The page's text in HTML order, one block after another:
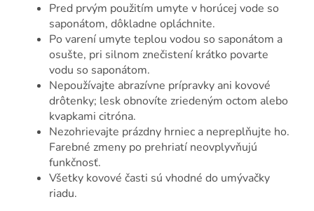
Pred prvým použitím umyte v horúcej vode so
saponátom, dôkladne opláchnite.
Po varení umyte teplou vodou so saponátom a
osušte, pri silnom znečistení krátko povarte
vodu so saponátom.
Nepoužívajte abrazívne prípravky ani kovové
drôtenky; lesk obnovíte zriedeným octom alebo
kvapkami citróna.
Nezohrievajte prázdny hrniec a nepreplňujte ho.
Farebné zmeny po prehriatí neovplyvňujú
funkčnosť.
Všetky kovové časti sú vhodné do umývačky
riadu.